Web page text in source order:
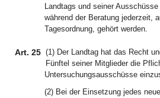
Landtags und seiner
während der Beratung jederzeit,
Tagesordnung, gehört werden.
Art. 25 (1) Der Landtag hat das Recht
Fünftel seiner Mitglieder die
Untersuchungsausschüsse
(2) Bei der Einsetzung jedes